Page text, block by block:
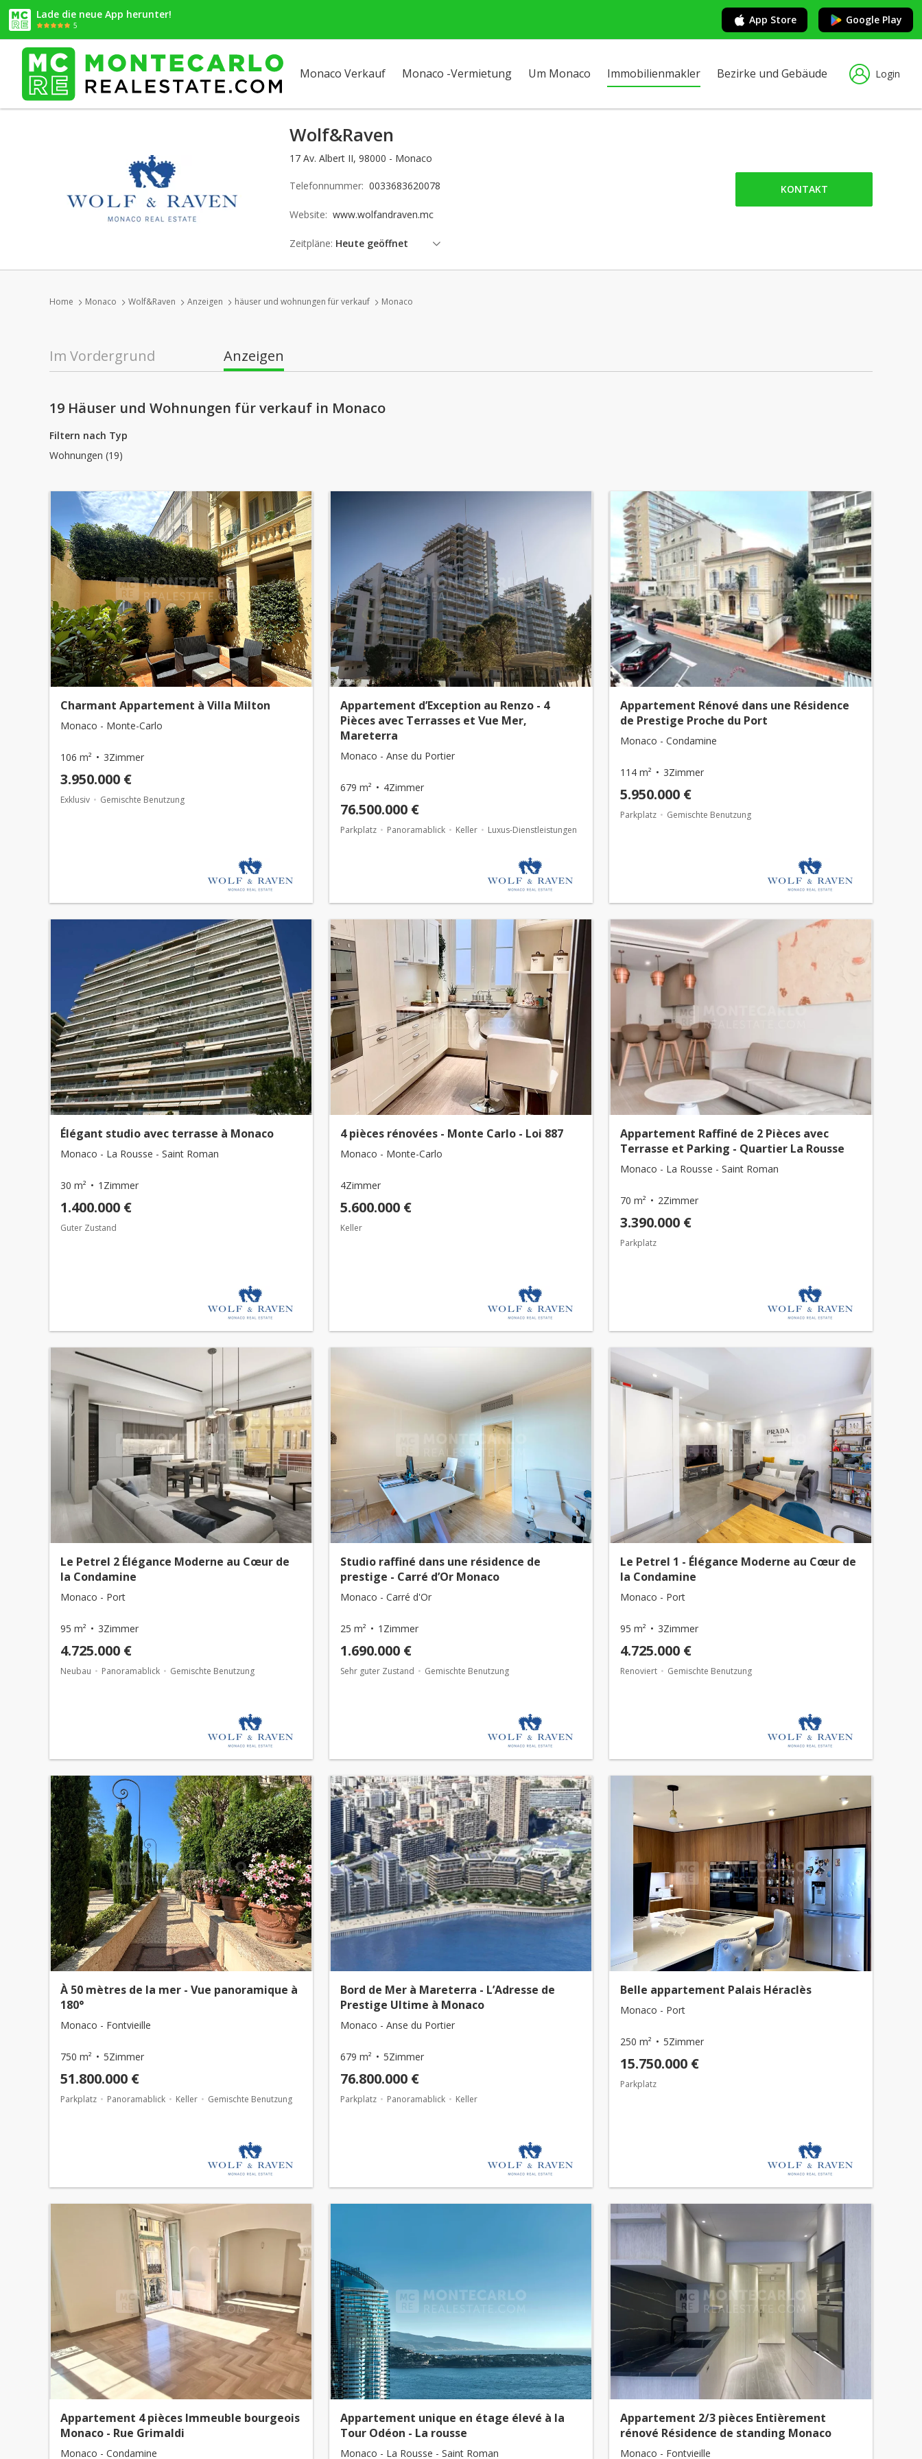
Lade die neue App herunter!
5 App Store Google Play
Monaco Verkauf Monaco -Vermietung Um Monaco Immobilienmakler Bezirke und Gebäude Login
Wolf&Raven
17 Av. Albert II, 98000 - Monaco
Telefonnummer: 0033683620078
Website: www.wolfandraven.mc
Zeitpläne: Heute geöffnet
Montag: offen
KONTAKT
Home Monaco Wolf&Raven Anzeigen häuser und wohnungen für verkauf Monaco
Im Vordergrund Anzeigen
19 Häuser und Wohnungen für verkauf in Monaco
Filtern nach Typ
Wohnungen (19)
Charmant Appartement à Villa Milton
Monaco - Monte-Carlo
106 m² 3Zimmer
3.950.000 €
Exklusiv Gemischte Benutzung
Appartement d’Exception au Renzo - 4
Pièces avec Terrasses et Vue Mer,
Mareterra
Monaco - Anse du Portier
679 m² 4Zimmer
76.500.000 €
Parkplatz Panoramablick Keller Luxus-Dienstleistungen
Appartement Rénové dans une Résidence
de Prestige Proche du Port
Monaco - Condamine
114 m² 3Zimmer
5.950.000 €
Parkplatz Gemischte Benutzung
Élégant studio avec terrasse à Monaco
Monaco - La Rousse - Saint Roman
30 m² 1Zimmer
1.400.000 €
Guter Zustand
4 pièces rénovées - Monte Carlo - Loi 887
Monaco - Monte-Carlo
4Zimmer
5.600.000 €
Keller
Appartement Raffiné de 2 Pièces avec
Terrasse et Parking - Quartier La Rousse
Monaco - La Rousse - Saint Roman
70 m² 2Zimmer
3.390.000 €
Parkplatz
Le Petrel 2 Élégance Moderne au Cœur de
la Condamine
Monaco - Port
95 m² 3Zimmer
4.725.000 €
Neubau Panoramablick Gemischte Benutzung
Studio raffiné dans une résidence de
prestige - Carré d’Or Monaco
Monaco - Carré d'Or
25 m² 1Zimmer
1.690.000 €
Sehr guter Zustand Gemischte Benutzung
Le Petrel 1 - Élégance Moderne au Cœur de
la Condamine
Monaco - Port
95 m² 3Zimmer
4.725.000 €
Renoviert Gemischte Benutzung
À 50 mètres de la mer - Vue panoramique à
180°
Monaco - Fontvieille
750 m² 5Zimmer
51.800.000 €
Parkplatz Panoramablick Keller Gemischte Benutzung
Bord de Mer à Mareterra - L’Adresse de
Prestige Ultime à Monaco
Monaco - Anse du Portier
679 m² 5Zimmer
76.800.000 €
Parkplatz Panoramablick Keller
Belle appartement Palais Héraclès
Monaco - Port
250 m² 5Zimmer
15.750.000 €
Parkplatz
Appartement 4 pièces Immeuble bourgeois
Monaco - Rue Grimaldi
Monaco - Condamine
Appartement unique en étage élevé à la
Tour Odéon - La rousse
Monaco - La Rousse - Saint Roman
Appartement 2/3 pièces Entièrement
rénové Résidence de standing Monaco
Monaco - Fontvieille